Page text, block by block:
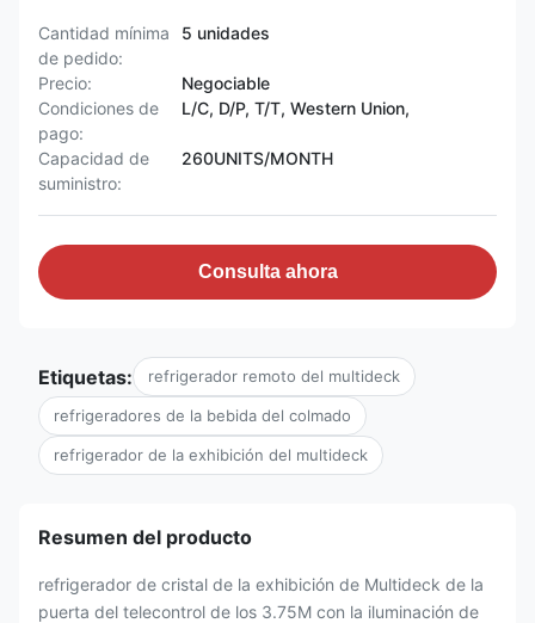
Cantidad mínima
de pedido:
5 unidades
Precio:
Negociable
Condiciones de
pago:
L/C, D/P, T/T, Western Union,
Capacidad de
suministro:
260UNITS/MONTH
Consulta ahora
Etiquetas: refrigerador remoto del multideck
refrigeradores de la bebida del colmado
refrigerador de la exhibición del multideck
Resumen del producto
refrigerador de cristal de la exhibición de Multideck de la
puerta del telecontrol de los 3.75M con la iluminación de